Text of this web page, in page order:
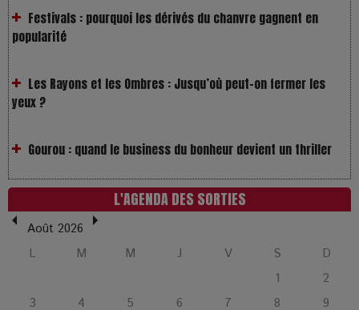
Les Rayons et les Ombres : Jusqu’où peut-on fermer les
Gourou : quand le business du bonheur devient un thriller
LOL 2.0 : aimer, grandir et se comprendre à l’ère des
réseaux
L’Affaire Bojarski : entre faux billets et vraie tragédie
humaine
L'AGENDA DES SORTIES
Août 2026
L
M M J V S
D
1
2
3
4 5 6 7 8
9